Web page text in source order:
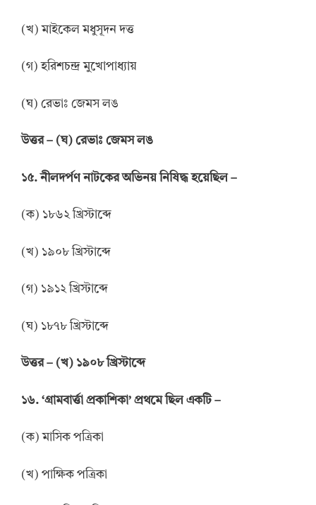
(খ) মাইকেল মধুসূদন দত্ত
(গ) হরিশচন্দ্র মুখোপাধ্যায়
(ঘ) রেভাঃ জেমস লঙ
উত্তর– (ঘ) রেভাঃ জেমস লঙ
১৫. নীলদর্পণ নাটকের অভিনয় নিষিদ্ধ হয়েছিল –
(ক) ১৮৬২ খ্রিস্টাব্দে
(খ) ১৯০৮ খ্রিস্টাব্দে
(গ) ১৯১২ খ্রিস্টাব্দে
(ঘ) ১৮৭৮ খ্রিস্টাব্দে
উত্তর– (খ) ১৯০৮ খ্রিস্টাব্দে
১৬. ‘গ্রামবার্ত্তা প্রকাশিকা’ প্রথমে ছিল একটি –
(ক) মাসিক পত্রিকা
(খ) পাক্ষিক পত্রিকা